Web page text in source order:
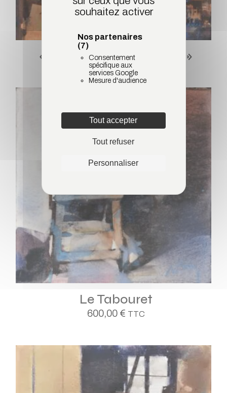
« Charpente Chardon 11 »
Le Tabouret
600,00 € TTC
souhaitez activer
Nos partenaires
(7)
Consentement
spécifique aux
services Google
Mesure d'audience
Tout accepter
Tout refuser
Personnaliser